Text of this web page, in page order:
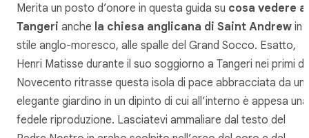
Merita un posto d’onore in questa guida su cosa vedere a
Tangeri anche la chiesa anglicana di Saint Andrew in
stile anglo-moresco, alle spalle del Grand Socco. Esatto,
Henri Matisse durante il suo soggiorno a Tangeri nei primi
Novecento ritrasse questa isola di pace abbracciata da un
elegante giardino in un dipinto di cui all’interno è appesa una
fedele riproduzione. Lasciatevi ammaliare dal testo del